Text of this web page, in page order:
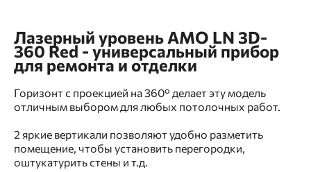
Лазерный уровень AMO LN 3D-
360 Red - универсальный прибор
для ремонта и отделки
Горизонт с проекцией на 360° делает эту модель
отличным выбором для любых потолочных работ.
2 яркие вертикали позволяют удобно разметить
помещение, чтобы установить перегородки,
оштукатурить стены и т.д.